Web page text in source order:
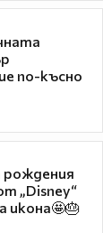
по-късно
рождения
„Disney“
икона🤩🎂